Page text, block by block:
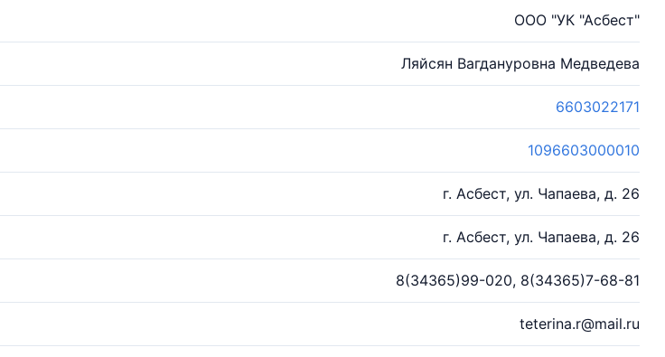
ООО "УК "Асбест"
Ляйсян Вагдануровна Медведева
6603022171
1096603000010
г. Асбест, ул. Чапаева, д. 26
г. Асбест, ул. Чапаева, д. 26
8(34365)99-020, 8(34365)7-68-81
teterina.r@mail.ru